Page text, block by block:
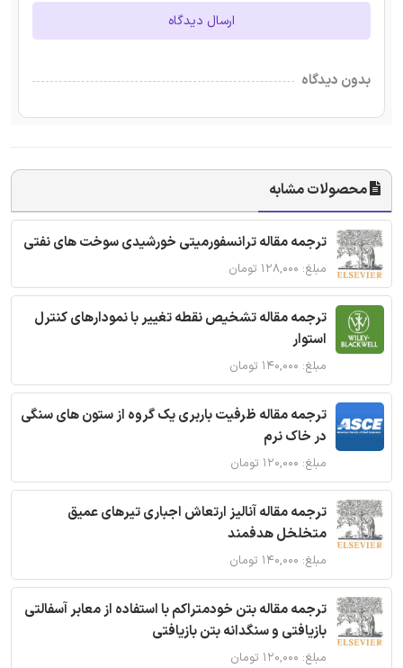
ارسال دیدگاه
بدون دیدگاه
محصولات مشابه
ترجمه مقاله ترانسفورمیتی خورشیدی سوخت های نفتی
مبلغ: ۱۲۸,۰۰۰ تومان
ترجمه مقاله تشخیص نقطه تغییر با نمودارهای کنترل
استوار
مبلغ: ۱۴۰,۰۰۰ تومان
ترجمه مقاله ظرفیت باربری یک گروه از ستون های سنگی
در خاک نرم
مبلغ: ۱۲۰,۰۰۰ تومان
ترجمه مقاله آنالیز ارتعاش اجباری تیرهای عمیق
متخلخل هدفمند
مبلغ: ۱۴۰,۰۰۰ تومان
ترجمه مقاله بتن خودمتراکم با استفاده از معابر آسفالتی
بازیافتی و سنگدانه بتن بازیافتی
مبلغ: ۱۲۰,۰۰۰ تومان